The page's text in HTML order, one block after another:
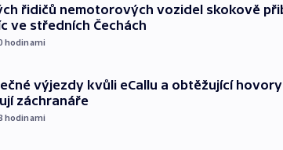
řidičů nemotorových vozidel skokově
ve středních Čechách
hodinami
výjezdy kvůli eCallu a obtěžující hovory
záchranáře
hodinami